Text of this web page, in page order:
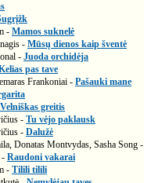
- Mamos suknelė
- Mūsų dienos kaip šventė
- Juoda orchidėja
pas tave
Frankoniai - Pašauki mane
Velniškas greitis
- Tu vėjo paklausk
- Dalužė
Donatas Montvydas, Sasha Song -
- Raudoni vakarai
- Tilili tilili